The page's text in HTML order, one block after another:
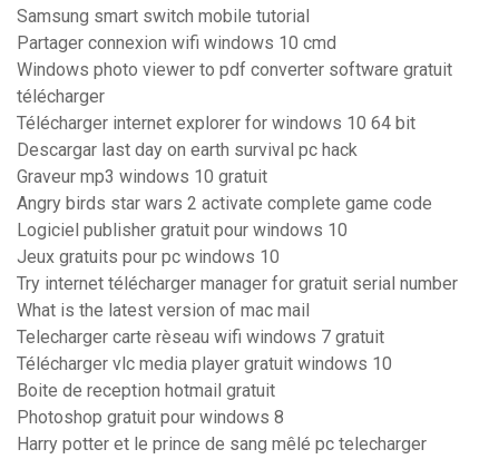
Samsung smart switch mobile tutorial
Partager connexion wifi windows 10 cmd
Windows photo viewer to pdf converter software gratuit
télécharger
Télécharger internet explorer for windows 10 64 bit
Descargar last day on earth survival pc hack
Graveur mp3 windows 10 gratuit
Angry birds star wars 2 activate complete game code
Logiciel publisher gratuit pour windows 10
Jeux gratuits pour pc windows 10
Try internet télécharger manager for gratuit serial number
What is the latest version of mac mail
Telecharger carte rèseau wifi windows 7 gratuit
Télécharger vlc media player gratuit windows 10
Boite de reception hotmail gratuit
Photoshop gratuit pour windows 8
Harry potter et le prince de sang mêlé pc telecharger